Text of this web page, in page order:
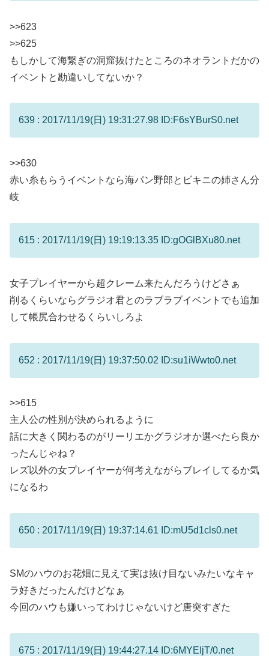
>>623
>>625
もしかして海繋ぎの洞窟抜けたところのネオラントだかの
イベントと勘違いしてないか？
639 : 2017/11/19(日) 19:31:27.98 ID:F6sYBurS0.net
>>630
赤い糸もらうイベントなら海パン野郎とビキニの姉さん分
岐
615 : 2017/11/19(日) 19:19:13.35 ID:gOGlBXu80.net
女子プレイヤーから超クレーム来たんだろうけどさぁ
削るくらいならグラジオ君とのラブラブイベントでも追加
して帳尻合わせるくらいしろよ
652 : 2017/11/19(日) 19:37:50.02 ID:su1iWwto0.net
>>615
主人公の性別が決められるように
話に大きく関わるのがリーリエかグラジオか選べたら良か
ったんじゃね？
レズ以外の女プレイヤーが何考えながらブレイしてるか気
になるわ
650 : 2017/11/19(日) 19:37:14.61 ID:mU5d1cls0.net
SMのハウのお花畑に見えて実は抜け目ないみたいなキャ
ラ好きだったんだけどなぁ
今回のハウも嫌いってわけじゃないけど唐突すぎた
675 : 2017/11/19(日) 19:44:27.14 ID:6MYEIjT/0.net